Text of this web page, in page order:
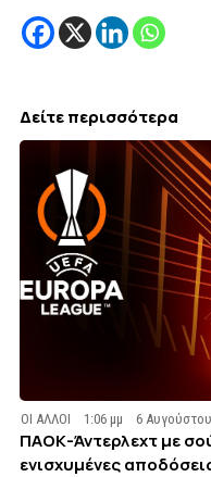
Δείτε περισσότερα
ΟΙ ΑΛΛΟΙ 1:06 μμ 6
ΠΑΟΚ-Άντερλεχτ με
ενισχυμένες